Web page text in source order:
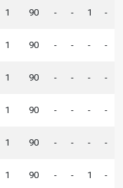
1 90 - - 1 -
1 90 - - - -
1 90 - - - -
1 90 - - - -
1 90 - - - -
1 90 - - 1 -